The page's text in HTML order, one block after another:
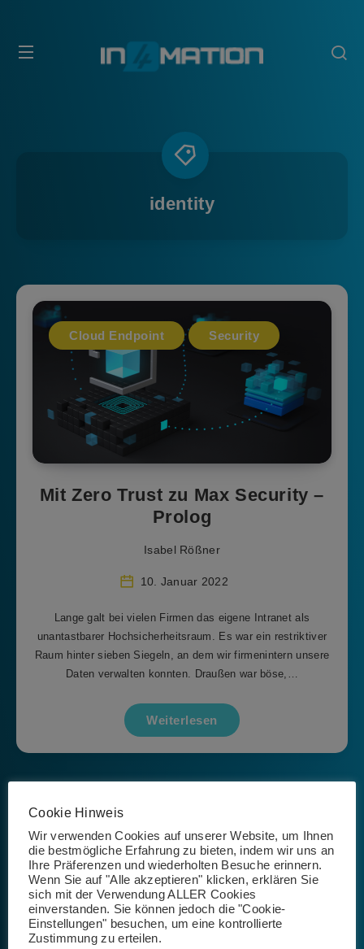
identity
Cloud Endpoint Security
Mit Zero Trust zu Max Security –
Prolog
Isabel Rößner
10. Januar 2022
Lange galt bei vielen Firmen das eigene Intranet als
unantastbarer Hochsicherheitsraum. Es war ein restriktiver
Raum hinter sieben Siegeln, an dem wir firmenintern unsere
Daten verwalten konnten. Draußen war böse,…
Weiterlesen
Schlagwörter
Cookie Hinweis
Wir verwenden Cookies auf unserer Website, um Ihnen
die bestmögliche Erfahrung zu bieten, indem wir uns an
Ihre Präferenzen und wiederholten Besuche erinnern.
Wenn Sie auf "Alle akzeptieren" klicken, erklären Sie
sich mit der Verwendung ALLER Cookies
einverstanden. Sie können jedoch die "Cookie-
Einstellungen" besuchen, um eine kontrollierte
Zustimmung zu erteilen.